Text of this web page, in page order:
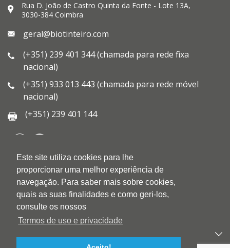
Este site utiliza cookies para lhe
proporcionar uma melhor experiência de
navegação. Para saber mais sobre cookies,
quais as suas finalidades e como geri-los,
consulte os nossos
Termos de uso e privacidade
Rua D. João de Castro Quinta da Fonte - Lote 13A,
3030-384 Coimbra
geral@biotinteiro.com
(+351) 239 401 344 (chamada para rede fixa
nacional)
(+351) 933 013 443 (chamada para rede móvel
nacional)
(+351) 239 401 144
QUEM SOMOS
QUALIDADE
AMBIENTE
BLOG
CONTACTOS